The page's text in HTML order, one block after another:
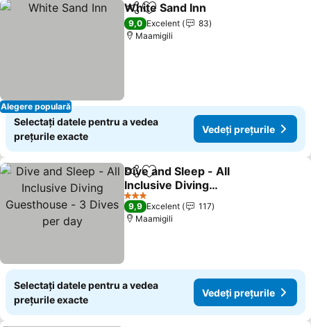
Alegere populară
DistribuițiAdăugaţi la favorite
White Sand Inn
9,0 Excelent
83
Maamigili
Selectați datele pentru a vedea
prețurile exacte
Vedeți prețurile
DistribuițiAdăugaţi la favorite
Dive and Sleep - All
Inclusive Diving
Guesthouse - 3 Dives per
day
Vedeți prețurile
3 Stele
9,9 Excelent
117
Maamigili
Selectați datele pentru a vedea
prețurile exacte
Vedeți prețurile